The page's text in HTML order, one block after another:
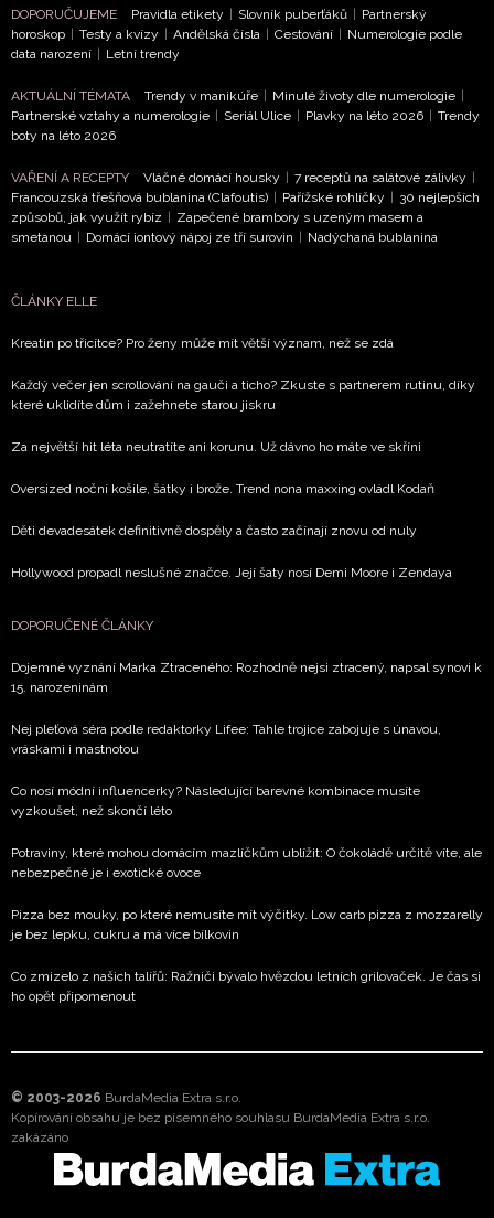
DOPORUČUJEME Pravidla etikety | Slovník puberťáků | Partnerský
horoskop | Testy a kvízy | Andělská čísla | Cestování | Numerologie podle
data narození | Letní trendy
AKTUÁLNÍ TÉMATA Trendy v manikúře | Minulé životy dle numerologie |
Partnerské vztahy a numerologie | Seriál Ulice | Plavky na léto 2026 | Trendy
boty na léto 2026
VAŘENÍ A RECEPTY Vláčné domácí housky | 7 receptů na salátové zálivky |
Francouzská třešňová bublanina (Clafoutis) | Pařížské rohlíčky | 30 nejlepších
způsobů, jak využít rybíz | Zapečené brambory s uzeným masem a
smetanou | Domácí iontový nápoj ze tří surovin | Nadýchaná bublanina
ČLÁNKY ELLE
Kreatin po třicítce? Pro ženy může mít větší význam, než se zdá
Každý večer jen scrollování na gauči a ticho? Zkuste s partnerem rutinu, díky
které uklidíte dům i zažehnete starou jiskru
Za největší hit léta neutratíte ani korunu. Už dávno ho máte ve skříni
Oversized noční košile, šátky i brože. Trend nona maxxing ovládl Kodaň
Děti devadesátek definitivně dospěly a často začínají znovu od nuly
Hollywood propadl neslušné značce. Její šaty nosí Demi Moore i Zendaya
DOPORUČENÉ ČLÁNKY
Dojemné vyznání Marka Ztraceného: Rozhodně nejsi ztracený, napsal synovi k
15. narozeninám
Nej pleťová séra podle redaktorky Lifee: Tahle trojice zabojuje s únavou,
vráskami i mastnotou
Co nosí módní influencerky? Následující barevné kombinace musíte
vyzkoušet, než skončí léto
Potraviny, které mohou domácím mazlíčkům ublížit: O čokoládě určitě víte, ale
nebezpečné je i exotické ovoce
Pizza bez mouky, po které nemusíte mít výčitky. Low carb pizza z mozzarelly
je bez lepku, cukru a má více bílkovin
Co zmizelo z našich talířů: Ražniči bývalo hvězdou letních grilovaček. Je čas si
ho opět připomenout
© 2003-2026 BurdaMedia Extra s.r.o.
Kopírování obsahu je bez písemného souhlasu BurdaMedia Extra s.r.o.
zakázáno